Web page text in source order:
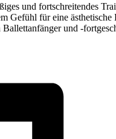
und fortschreitendes
Gefühl für eine
und -